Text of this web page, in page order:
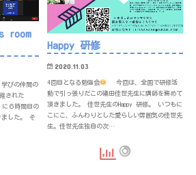
room
びの仲間の
された
６時間目の
ました。 そ
Happy 研修
2020.11.03
4回目となる勉強会
今回は、全国で研修活
動で引っ張りだこの礒田佳世先生に講師を務めて
頂きました。 佳世先生のHappy 研修。 いつもに
こにこ、ふんわりとした愛らしい雰囲気の佳世先
生。佳世先生独自の次…